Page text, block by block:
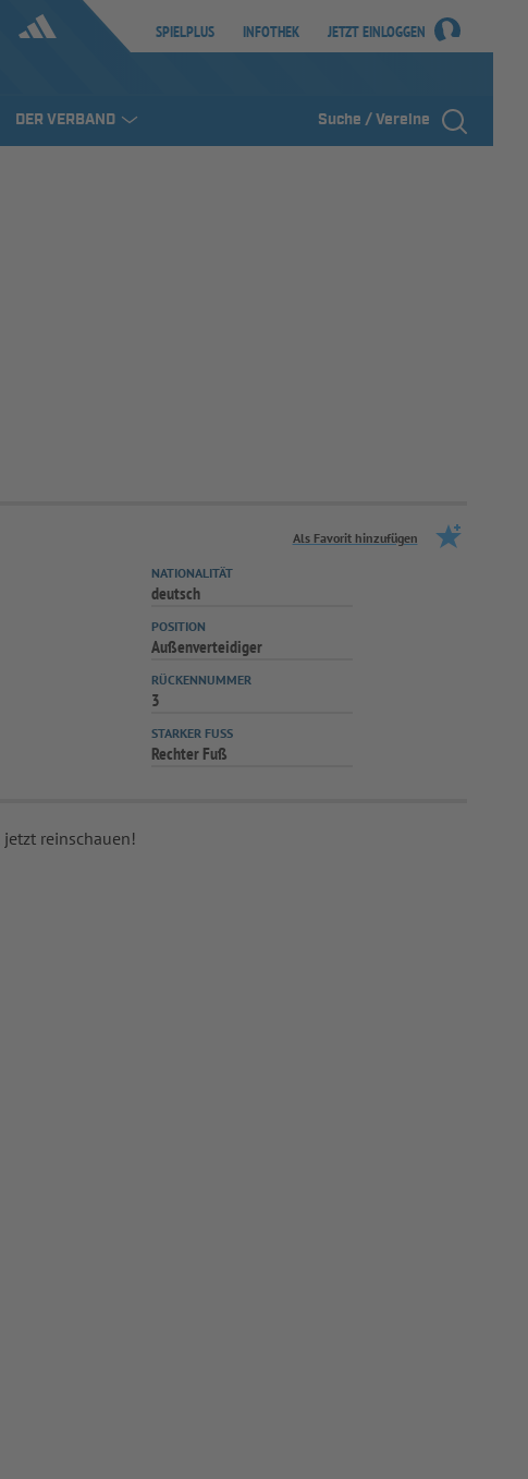
SPIELPLUS INFOTHEK JETZT EINLOGGEN
DER VERBAND Suche / Vereine
Als Favorit hinzufügen
NATIONALITÄT
deutsch
POSITION
Außenverteidiger
RÜCKENNUMMER
3
STARKER FUSS
Rechter Fuß
reinschauen!